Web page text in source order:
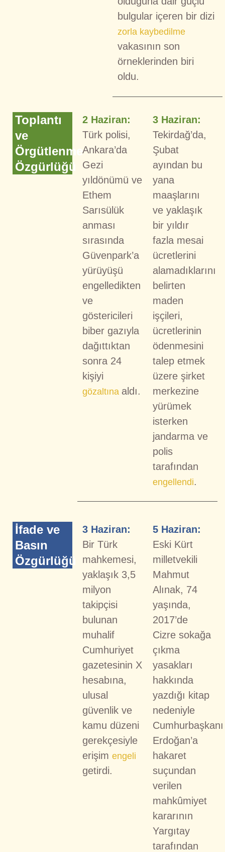
bulgular içeren bir dizi
zorla kaybedilme
vakasının son
örneklerinden biri
oldu.
Toplantı
ve
Örgütlenme
Özgürlüğü
2 Haziran:
Türk polisi,
Ankara’da
Gezi
yıldönümü ve
Ethem
Sarısülük
anması
sırasında
Güvenpark’a
yürüyüşü
engelledikten
ve
göstericileri
biber gazıyla
dağıttıktan
sonra 24
kişiyi
gözaltına aldı.
3 Haziran:
Tekirdağ’da,
Şubat
ayından bu
yana
maaşlarını
ve yaklaşık
bir yıldır
fazla mesai
ücretlerini
alamadıklarını
belirten
maden
işçileri,
ücretlerinin
ödenmesini
talep etmek
üzere şirket
merkezine
yürümek
isterken
jandarma ve
polis
tarafından
engellendi.
İfade ve
Basın
Özgürlüğü
3 Haziran:
Bir Türk
mahkemesi,
yaklaşık 3,5
milyon
takipçisi
bulunan
muhalif
Cumhuriyet
gazetesinin X
hesabına,
ulusal
güvenlik ve
kamu düzeni
gerekçesiyle
erişimengeli
getirdi.
5 Haziran:
Eski Kürt
milletvekili
Mahmut
Alınak, 74
yaşında,
2017’de
Cizre sokağa
çıkma
yasakları
hakkında
yazdığı kitap
nedeniyle
Cumhurbaşkanı
Erdoğan’a
hakaret
suçundan
verilen
mahkûmiyet
kararının
Yargıtay
tarafından